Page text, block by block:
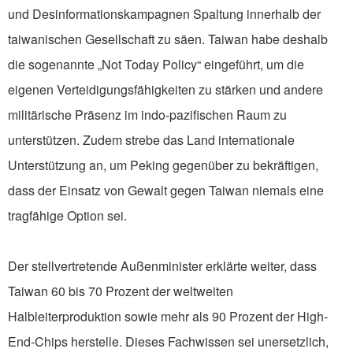
und Desinformationskampagnen Spaltung innerhalb der
taiwanischen Gesellschaft zu säen. Taiwan habe deshalb
die sogenannte „Not Today Policy“ eingeführt, um die
eigenen Verteidigungsfähigkeiten zu stärken und andere
militärische Präsenz im indo-pazifischen Raum zu
unterstützen. Zudem strebe das Land internationale
Unterstützung an, um Peking gegenüber zu bekräftigen,
dass der Einsatz von Gewalt gegen Taiwan niemals eine
tragfähige Option sei.
Der stellvertretende Außenminister erklärte weiter, dass
Taiwan 60 bis 70 Prozent der weltweiten
Halbleiterproduktion sowie mehr als 90 Prozent der High-
End-Chips herstelle. Dieses Fachwissen sei unersetzlich,